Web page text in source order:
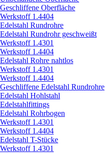
Geschliffene Oberfläche
Werkstoff 1.4404
Edelstahl Rundrohre
Edelstahl Rundrohr geschweißt
Werkstoff 1.4301
Werkstoff 1.4404
Edelstahl Rohre nahtlos
Werkstoff 1.4301
Werkstoff 1.4404
Geschliffene Edelstahl Rundrohre
Edelstahl Hohlstahl
Edelstahlfittings
Edelstahl Rohrbogen
Werkstoff 1.4301
Werkstoff 1.4404
Edelstahl T-Stücke
Werkstoff 1.4301